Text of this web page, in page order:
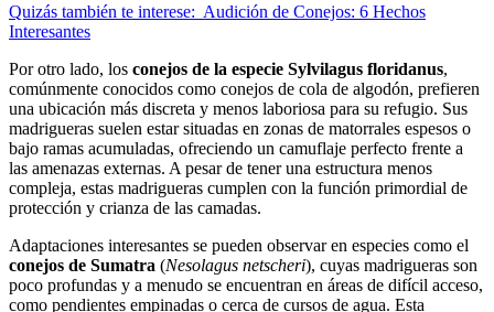
Quizás también te interese: Audición de Conejos: 6 Hechos
Interesantes
Por otro lado, los conejos de la especie Sylvilagus floridanus,
comúnmente conocidos como conejos de cola de algodón, prefieren
una ubicación más discreta y menos laboriosa para su refugio. Sus
madrigueras suelen estar situadas en zonas de matorrales espesos o
bajo ramas acumuladas, ofreciendo un camuflaje perfecto frente a
las amenazas externas. A pesar de tener una estructura menos
compleja, estas madrigueras cumplen con la función primordial de
protección y crianza de las camadas.
Adaptaciones interesantes se pueden observar en especies como el
conejos de Sumatra (Nesolagus netscheri), cuyas madrigueras son
poco profundas y a menudo se encuentran en áreas de difícil acceso,
como pendientes empinadas o cerca de cursos de agua. Esta